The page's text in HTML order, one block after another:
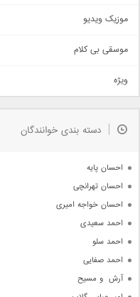
سنتی
اهنگ بندرعباسی
دمو
مذهبی
جدیدترین ها
موزیک ویدیو
موسقی بی کلام
ویژه
دسته بندی خوانندگان
احسان پایه
احسان تهرانچی
احسان خواجه امیری
احمد سعیدی
احمد سلو
احمد صفایی
آرش  و مسیح